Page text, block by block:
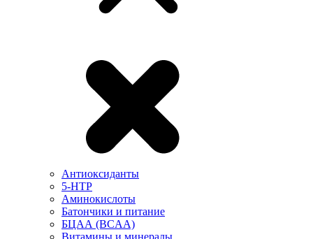
Антиоксиданты
5-HTP
Аминокислоты
Батончики и питание
БЦАА (BCAA)
Витамины и минералы